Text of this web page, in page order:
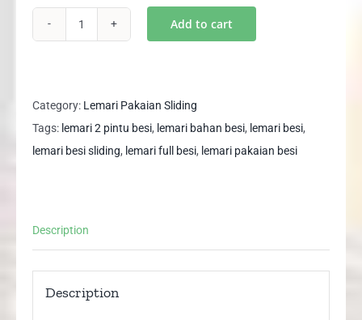
Sliding
Cermin
+
Brankas
Add to cart
Category: Lemari Pakaian Sliding
Tags: lemari 2 pintu besi, lemari bahan besi, lemari besi,
lemari besi sliding, lemari full besi, lemari pakaian besi
Description
Description